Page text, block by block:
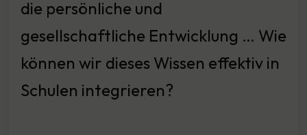
die persönliche und
gesellschaftliche Entwicklung … Wie
können wir dieses Wissen effektiv in
Schulen integrieren?